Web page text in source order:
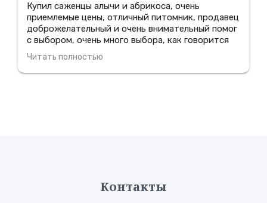
Купил саженцы алычи и абрикоса, очень
приемлемые цены, отличный питомник, продавец
доброжелательный и очень внимательный помог
с выбором, очень много выбора, как говорится
цена-качество, все прижилось, очень
понравилось зайду еще, всем советую туда
зайди!
Читать полностью
Контакты